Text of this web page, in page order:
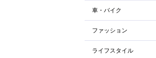
車・バイク
ファッション
ライフスタイル